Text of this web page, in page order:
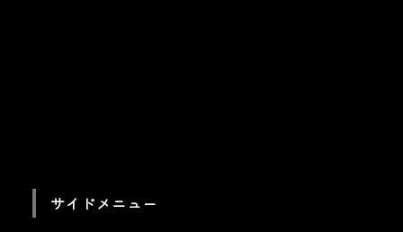
サイドメニュー